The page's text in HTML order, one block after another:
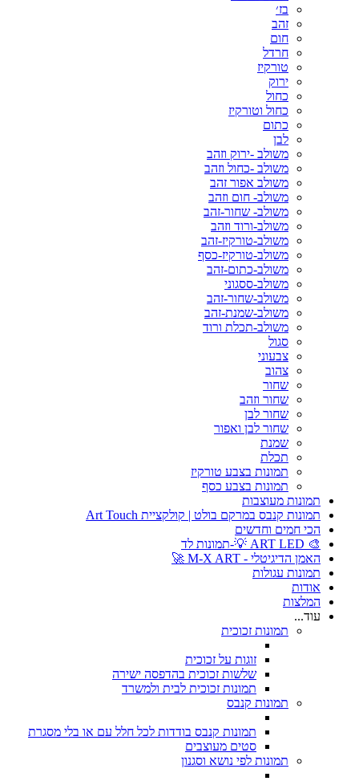
בז׳
זהב
חום
חרדל
טורקיז
ירוק
כחול
כחול וטורקיז
כתום
לבן
משולב -ירוק וזהב
משולב -כחול וזהב
משולב אפור זהב
משולב- חום וזהב
משולב- שחור-זהב
משולב-ורוד וזהב
משולב-טורקיז-זהב
משולב-טורקיז-כסף
משולב-כתום-זהב
משולב-ססגוני
משולב-שחור-זהב
משולב-שמנת-זהב
משולב-תכלת ורוד
סגול
צבעוני
צהוב
שחור
שחור וזהב
שחור לבן
שחור לבן ואפור
שמנת
תכלת
תמונות בצבע טורקיז
תמונות בצבע כסף
תמונות מעוצבות
תמונות קנבס במרקם בולט | קולקציית Art Touch
הכי חמים וחדשים
🎨 ART LED 💡-תמונות לד
האמן הדיגיטלי - M-X ART 🚀
תמונות עגולות
אודות
המלצות
עוד...
תמונות זכוכית
זוגות על זכוכית
שלשות זכוכית בהדפסה ישירה
תמונות זכוכית לבית ולמשרד
תמונות קנבס
תמונות קנבס בודדות לכל חלל עם או בלי מסגרת
סטים מעוצבים
תמונות לפי נושא וסגנון